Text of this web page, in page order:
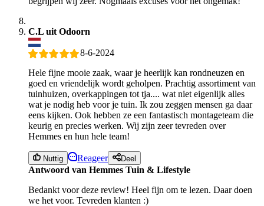
C.L uit Odoorn
8-6-2024
Hele fijne mooie zaak, waar je heerlijk kan rondneuzen en
goed en vriendelijk wordt geholpen. Prachtig assortiment van
tuinhuizen, overkappingen tot tja.... wat niet eigenlijk alles
wat je nodig heb voor je tuin. Ik zou zeggen mensen ga daar
eens kijken. Ook hebben ze een fantastisch montageteam die
keurig en precies werken. Wij zijn zeer tevreden over
Hemmes en hun hele team!
Nuttig Reageer Deel
Antwoord van Hemmes Tuin & Lifestyle
Bedankt voor deze review! Heel fijn om te lezen. Daar doen
we het voor. Tevreden klanten :)